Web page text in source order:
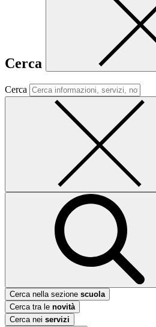
Cerca
Cerca
Cerca nella sezione scuola
Cerca tra le novità
Cerca nei servizi